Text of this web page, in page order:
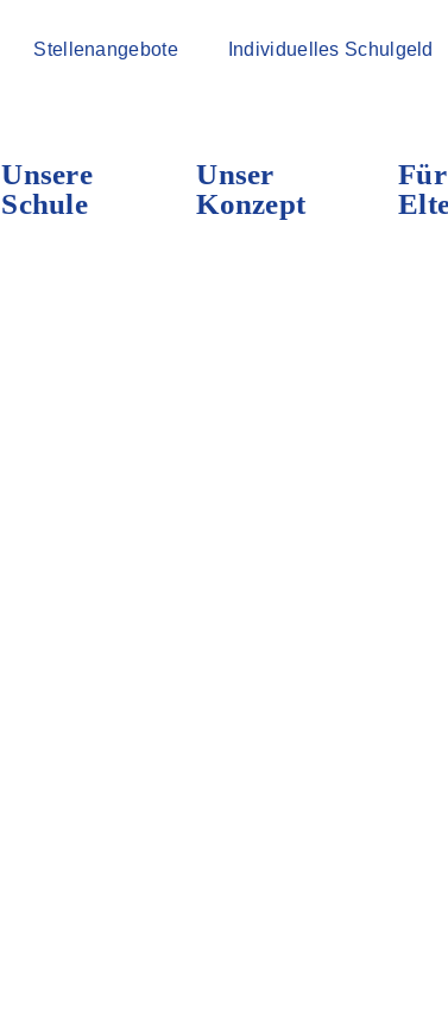
Stellenangebote Individuelles Schulgeld
Unsere
Schule
Unser
Konzept
Für